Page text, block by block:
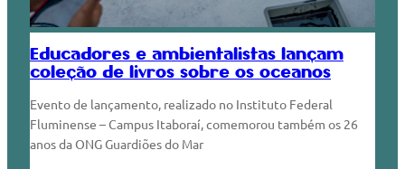
Educadores e ambientalistas lançam
coleção de livros sobre os oceanos
Evento de lançamento, realizado no Instituto Federal
Fluminense – Campus Itaboraí, comemorou também os 26
anos da ONG Guardiões do Mar